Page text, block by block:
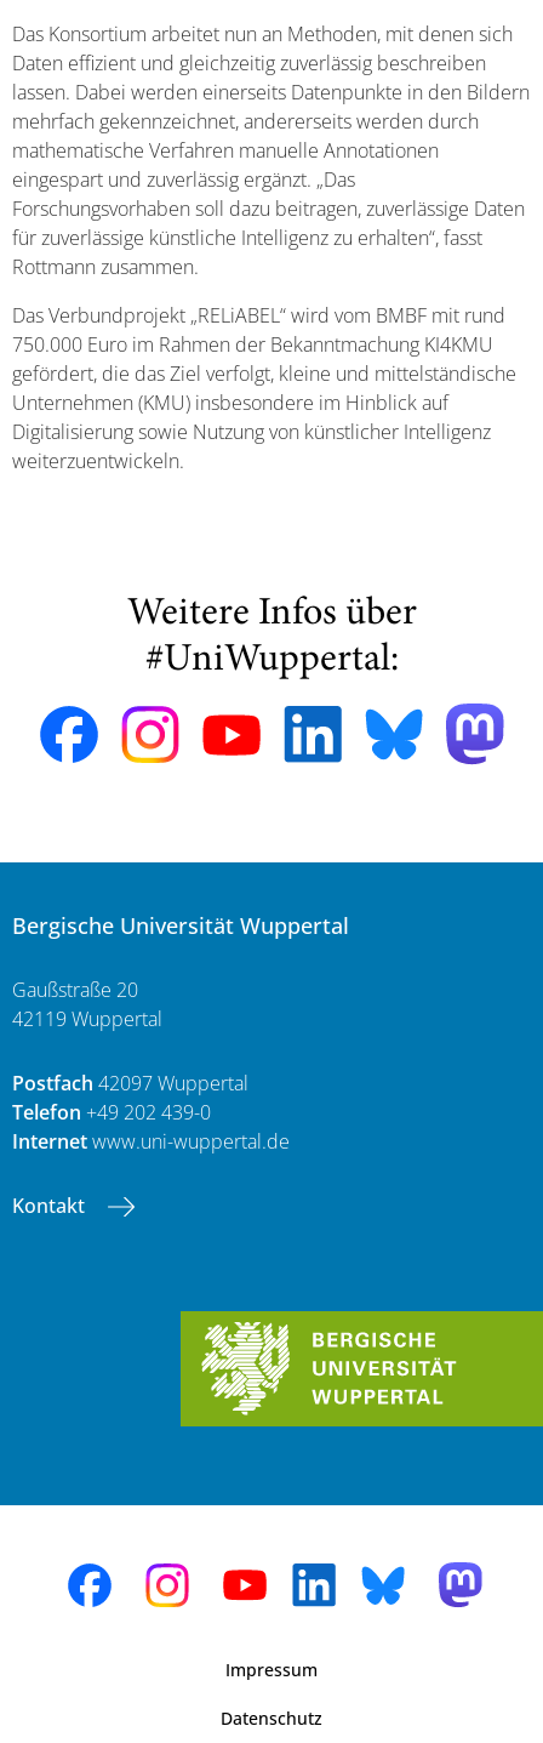
Das Konsortium arbeitet nun an Methoden, mit denen sich
Daten effizient und gleichzeitig zuverlässig beschreiben
lassen. Dabei werden einerseits Datenpunkte in den Bildern
mehrfach gekennzeichnet, andererseits werden durch
mathematische Verfahren manuelle Annotationen
eingespart und zuverlässig ergänzt. „Das
Forschungsvorhaben soll dazu beitragen, zuverlässige Daten
für zuverlässige künstliche Intelligenz zu erhalten“, fasst
Rottmann zusammen.
Das Verbundprojekt „RELiABEL“ wird vom BMBF mit rund
750.000 Euro im Rahmen der Bekanntmachung KI4KMU
gefördert, die das Ziel verfolgt, kleine und mittelständische
Unternehmen (KMU) insbesondere im Hinblick auf
Digitalisierung sowie Nutzung von künstlicher Intelligenz
weiterzuentwickeln.
Weitere Infos über
#UniWuppertal:
Bergische Universität Wuppertal
Gaußstraße 20
42119 Wuppertal
Postfach 42097 Wuppertal
Telefon +49 202 439-0
Internetwww.uni-wuppertal.de
Kontakt
Impressum
Datenschutz